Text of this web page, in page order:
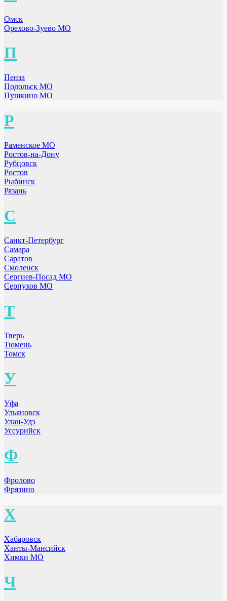
Омск
Орехово-Зуево МО
П
Пенза
Подольск МО
Пушкино МО
Р
Раменское МО
Ростов-на-Дону
Рубцовск
Ростов
Рыбинск
Рязань
С
Санкт-Петербург
Самара
Саратов
Смоленск
Сергиев-Посад МО
Серпухов МО
Т
Тверь
Тюмень
Томск
У
Уфа
Ульяновск
Улан-Удэ
Уссурийск
Ф
Фролово
Фрязино
Х
Хабаровск
Ханты-Мансийск
Химки МО
Ч